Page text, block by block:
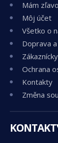
Mám
Môj účet
Všetko o
Doprava
Ochrana
Kontakty
Změna